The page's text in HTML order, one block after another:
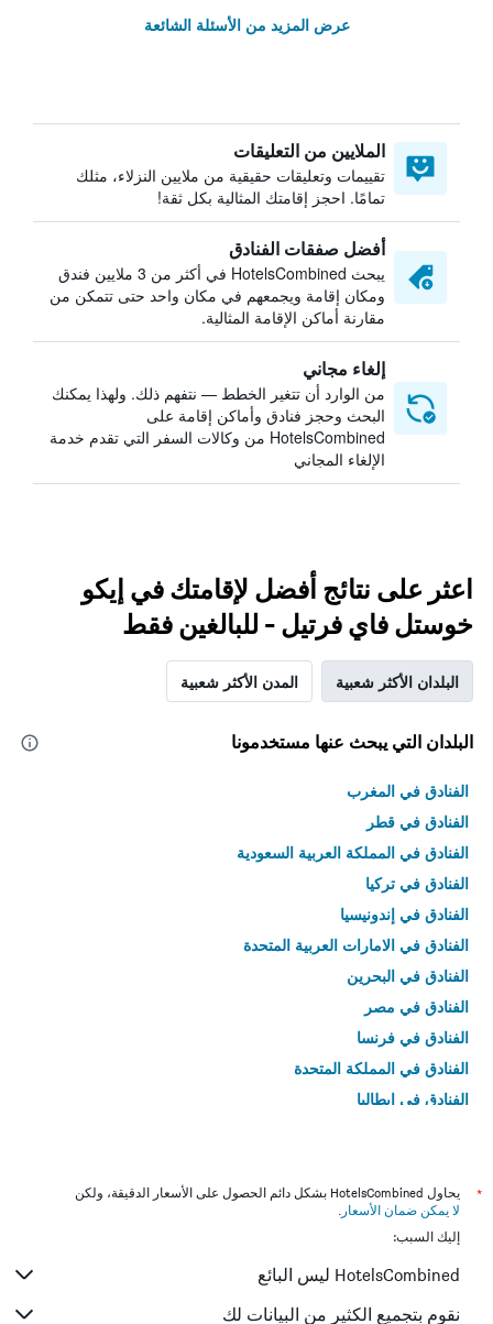
عرض المزيد من الأسئلة الشائعة
الملايين من التعليقات
تقييمات وتعليقات حقيقية من ملايين النزلاء، مثلك
تمامًا. احجز إقامتك المثالية بكل ثقة!
أفضل صفقات الفنادق
يبحث HotelsCombined في أكثر من 3 ملايين فندق
ومكان إقامة ويجمعهم في مكان واحد حتى تتمكن من
مقارنة أماكن الإقامة المثالية.
إلغاء مجاني
من الوارد أن تتغير الخطط — نتفهم ذلك. ولهذا يمكنك
البحث وحجز فنادق وأماكن إقامة على
HotelsCombined من وكالات السفر التي تقدم خدمة
الإلغاء المجاني
اعثر على نتائج أفضل لإقامتك في إيكو
خوستل فاي فرتيل - للبالغين فقط
البلدان الأكثر شعبية المدن الأكثر شعبية
البلدان التي يبحث عنها مستخدمونا
الفنادق في المغرب
الفنادق في قطر
الفنادق في المملكة العربية السعودية
الفنادق في تركيا
الفنادق في إندونيسيا
الفنادق في الامارات العربية المتحدة
الفنادق في البحرين
الفنادق في مصر
الفنادق في فرنسا
الفنادق في المملكة المتحدة
الفنادق في إيطاليا
*
يحاول HotelsCombined بشكل دائم الحصول على الأسعار الدقيقة، ولكن
لا يمكن ضمان الأسعار .
إليك السبب:
HotelsCombined ليس البائع
نقوم بتجميع الكثير من البيانات لك